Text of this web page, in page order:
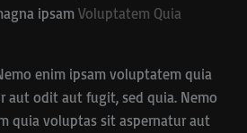
ipsam Voluptatem Quia
enim ipsam voluptatem quia
aut odit aut fugit, sed quia. Nemo
quia voluptas sit aspernatur aut